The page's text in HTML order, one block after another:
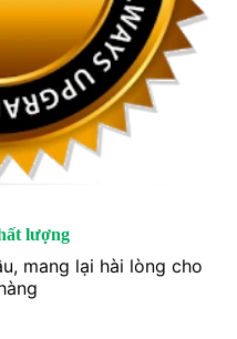
lượng
mang lại hài lòng cho